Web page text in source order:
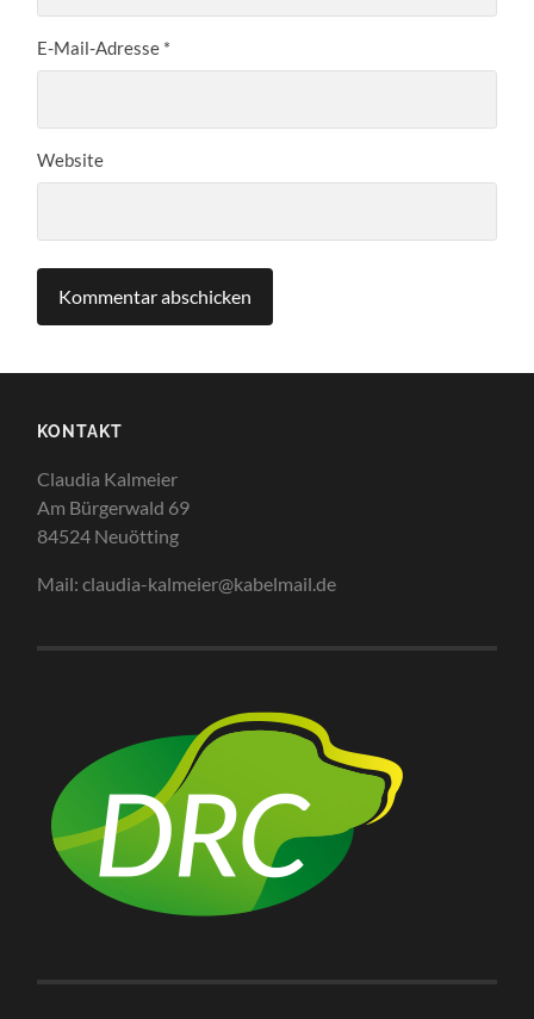
E-Mail-Adresse *
Website
KONTAKT
Claudia Kalmeier
Am Bürgerwald 69
84524 Neuötting
Mail: claudia-kalmeier@kabelmail.de